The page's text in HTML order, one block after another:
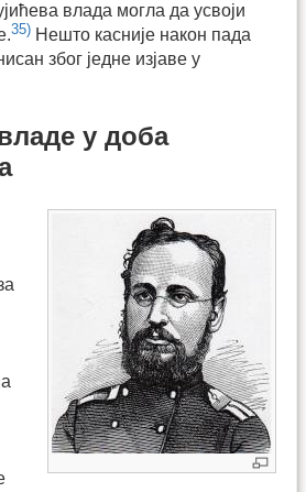
влада могла да усвоји
35) Нешто касније након пада
због једне изјаве у
у доба